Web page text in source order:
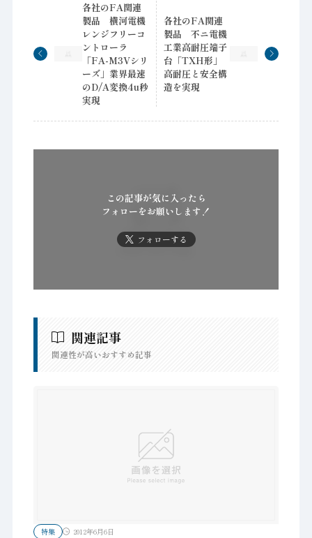
各社のFA関連
製品 横河電機
レンジフリーコ
ントローラ
「FA-M3Vシリ
ーズ」業界最速
のD/A変換4u秒
実現
各社のFA関連
製品 不ニ電機
工業高耐圧端子
台「TXH形」
高耐圧と安全構
造を実現
この記事が気に入ったら
フォローをお願いします！
フォローする
関連記事
関連性が高いおすすめ記事
特集 2012年6月6日